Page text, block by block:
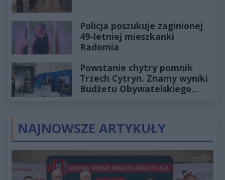
Policja poszukuje zaginionej
49-letniej mieszkanki
Radomia
Powstanie chytry pomnik
Trzech Cytryn. Znamy wyniki
Budżetu Obywatelskiego
NAJNOWSZE ARTYKUŁY